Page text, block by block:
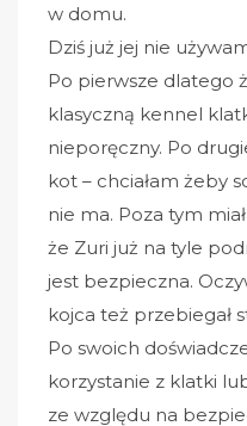
w domu.
Dziś już jej nie
Po pierwsze dlatego
klasyczną kennel
nieporęczny. Po
kot – chciałam żeby
nie ma. Poza tym
że Zuri już na tyle
jest bezpieczna.
kojca też przebiegał
Po swoich
korzystanie z klatki
ze względu na